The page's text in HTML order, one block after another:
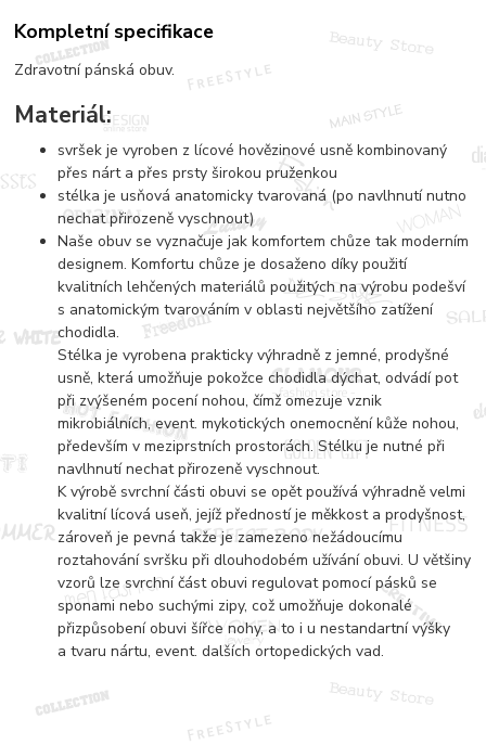
Kompletní specifikace
Zdravotní pánská obuv.
Materiál:
svršek je vyroben z lícové hovězinové usně kombinovaný
přes nárt a přes prsty širokou pruženkou
stélka je usňová anatomicky tvarovaná (po navlhnutí nutno
nechat přirozeně vyschnout)
Naše obuv se vyznačuje jak komfortem chůze tak moderním
designem. Komfortu chůze je dosaženo díky použití
kvalitních lehčených materiálů použitých na výrobu podešví
s anatomickým tvarováním v oblasti největšího zatížení
chodidla.
Stélka je vyrobena prakticky výhradně z jemné, prodyšné
usně, která umožňuje pokožce chodidla dýchat, odvádí pot
při zvýšeném pocení nohou, čímž omezuje vznik
mikrobiálních, event. mykotických onemocnění kůže nohou,
především v meziprstních prostorách. Stélku je nutné při
navlhnutí nechat přirozeně vyschnout.
K výrobě svrchní části obuvi se opět používá výhradně velmi
kvalitní lícová useň, jejíž předností je měkkost a prodyšnost,
zároveň je pevná takže je zamezeno nežádoucímu
roztahování svršku při dlouhodobém užívání obuvi. U většiny
vzorů lze svrchní část obuvi regulovat pomocí pásků se
sponami nebo suchými zipy, což umožňuje dokonalé
přizpůsobení obuvi šířce nohy, a to i u nestandartní výšky
a tvaru nártu, event. dalších ortopedických vad.